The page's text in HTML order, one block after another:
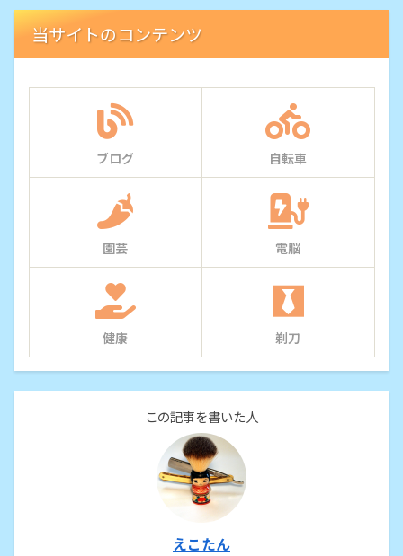
当サイトのコンテンツ
ブログ 自転車
園芸 電脳
健康 剃刀
この記事を書いた人
えこたん